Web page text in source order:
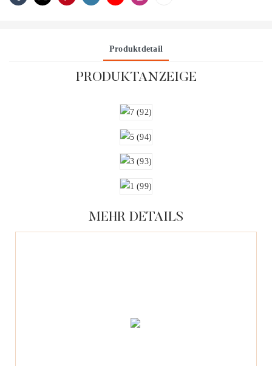
Produktdetail
PRODUKTANZEIGE
MEHR DETAILS